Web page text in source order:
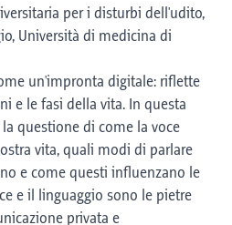
per i disturbi dell'udito,
Università di medicina di
un'impronta digitale: riflette
e le fasi della vita. In questa
questione di come la voce
vita, quali modi di parlare
e come questi influenzano le
e il linguaggio sono le pietre
privata e